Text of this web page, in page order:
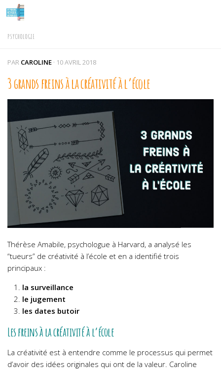
Skip to content
PSYCHOLOGIE
PAR CAROLINE · 10 AVRIL 2018
3 grands freins à la créativité à l’école
Thérèse Amabile, psychologue à Harvard, a analysé les
“tueurs” de créativité à l’école et en a identifié trois
principaux :
la surveillance
le jugement
les dates butoir
Les freins à la créativité à l’école
La créativité est à entendre comme le processus qui permet
d’avoir des idées originales qui ont de la valeur. Caroline